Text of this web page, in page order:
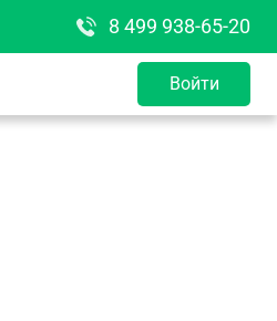
8 499 938-65-20
Войти